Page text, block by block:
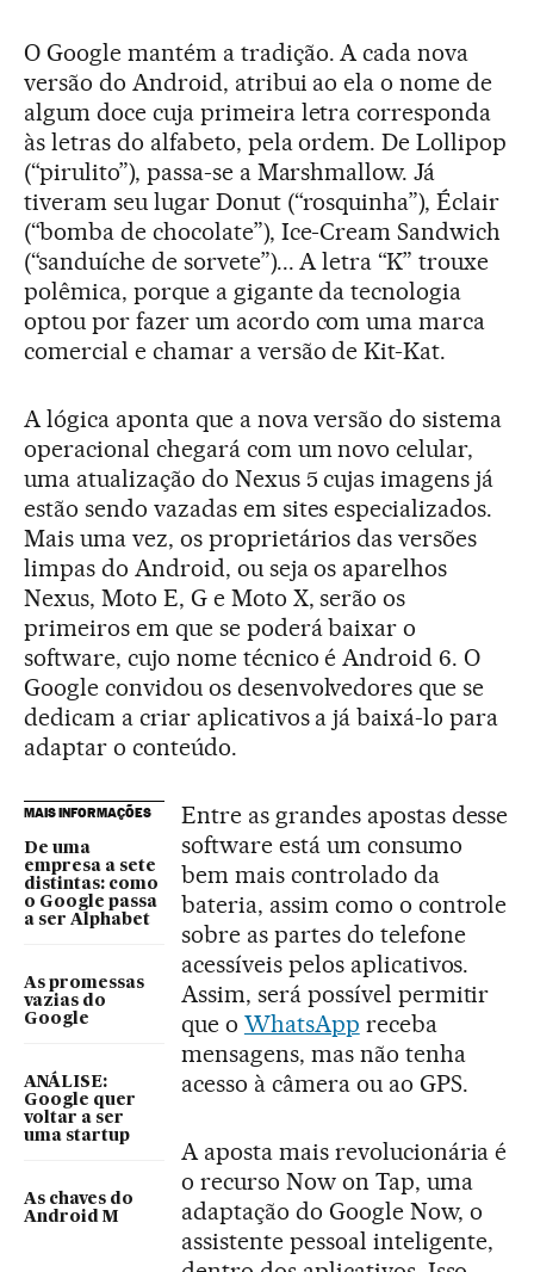
O Google mantém a tradição. A cada nova
versão do Android, atribui ao ela o nome de
algum doce cuja primeira letra corresponda
às letras do alfabeto, pela ordem. De Lollipop
(“pirulito”), passa-se a Marshmallow. Já
tiveram seu lugar Donut (“rosquinha”), Éclair
(“bomba de chocolate”), Ice-Cream Sandwich
(“sanduíche de sorvete”)... A letra “K” trouxe
polêmica, porque a gigante da tecnologia
optou por fazer um acordo com uma marca
comercial e chamar a versão de Kit-Kat.
A lógica aponta que a nova versão do sistema
operacional chegará com um novo celular,
uma atualização do Nexus 5 cujas imagens já
estão sendo vazadas em sites especializados.
Mais uma vez, os proprietários das versões
limpas do Android, ou seja os aparelhos
Nexus, Moto E, G e Moto X, serão os
primeiros em que se poderá baixar o
software, cujo nome técnico é Android 6. O
Google convidou os desenvolvedores que se
dedicam a criar aplicativos a já baixá-lo para
adaptar o conteúdo.
MAIS INFORMAÇÕES
De uma
empresa a sete
distintas: como
o Google passa
a ser Alphabet
As promessas
vazias do
Google
ANÁLISE:
Google quer
voltar a ser
uma startup
As chaves do
Android M
Entre as grandes apostas desse
software está um consumo
bem mais controlado da
bateria, assim como o controle
sobre as partes do telefone
acessíveis pelos aplicativos.
Assim, será possível permitir
que o WhatsApp receba
mensagens, mas não tenha
acesso à câmera ou ao GPS.
A aposta mais revolucionária é
o recurso Now on Tap, uma
adaptação do Google Now, o
assistente pessoal inteligente,